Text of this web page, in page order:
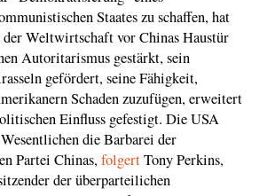
Staates zu schaffen, hat
Weltwirtschaft vor Chinas Haustür
Autoritarismus gestärkt, sein
gefördert, seine Fähigkeit,
Schaden zuzufügen, erweitert
Einfluss gefestigt. Die USA
die Barbarei der
Partei Chinas,folgertTony Perkins,
der überparteilichen